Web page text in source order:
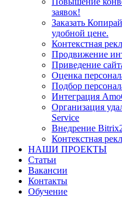
заявок!
Заказать
удобной цене.
Контекстная
Продвижение
Приведение
Оценка
Подбор
Интеграция
Организация
Service
Внедрение
Контекстная
НАШИ ПРОЕКТЫ
Статьи
Вакансии
Контакты
Обучение